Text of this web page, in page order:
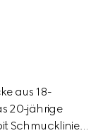
aus 18-
20-jährige
Schmucklinie.